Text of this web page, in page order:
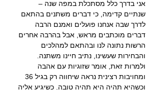
אני בדרך כלל מסתכלת במפה שנה –
שנתיים קדימה, כי דברים משתנים בהתאם
לדרך שבה אנחנו פועלים ואמנם הרבה
דברים מוכתבים מראש, אבל בהרבה אחרים
הרשות נתונה לנו ובהתאם למהלכים
והבחירות שעשינו, נתיב חיינו משתנה.
ולמרות זאת, אומר שזוגיות עם אהבה
וכשהיא תהיה היא תהיה טובה. כשיגיע אליה